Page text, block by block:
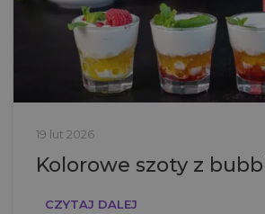
19 lut 2026
Kolorowe szoty z
CZYTAJ DALEJ